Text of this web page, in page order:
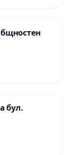
бул.